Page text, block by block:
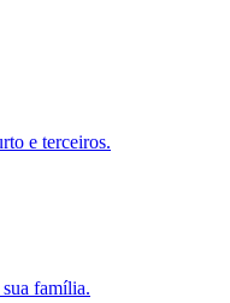
e terceiros.
família.